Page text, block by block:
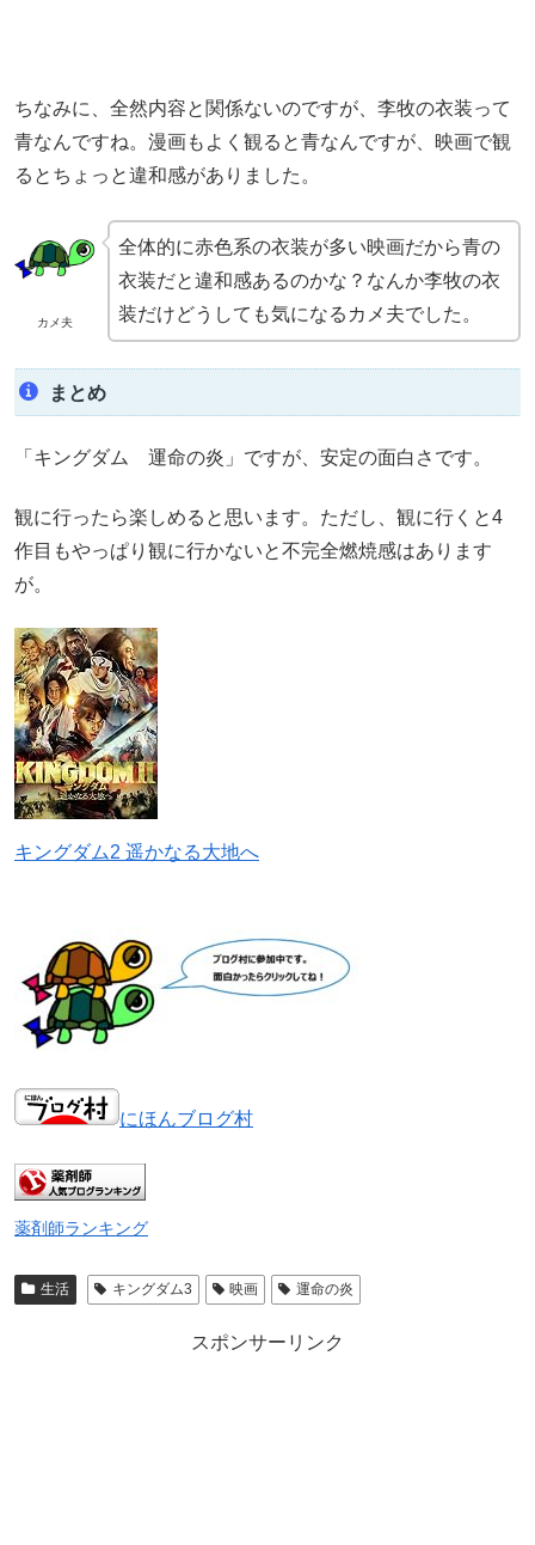
ちなみに、全然内容と関係ないのですが、李牧の衣装って
青なんですね。漫画もよく観ると青なんですが、映画で観
るとちょっと違和感がありました。
カメ夫
全体的に赤色系の衣装が多い映画だから青の
衣装だと違和感あるのかな？なんか李牧の衣
装だけどうしても気になるカメ夫でした。
まとめ
「キングダム 運命の炎」ですが、安定の面白さです。
観に行ったら楽しめると思います。ただし、観に行くと4
作目もやっぱり観に行かないと不完全燃焼感はあります
が。
キングダム2 遥かなる大地へ
にほんブログ村
薬剤師ランキング
生活 キングダム3 映画 運命の炎
スポンサーリンク